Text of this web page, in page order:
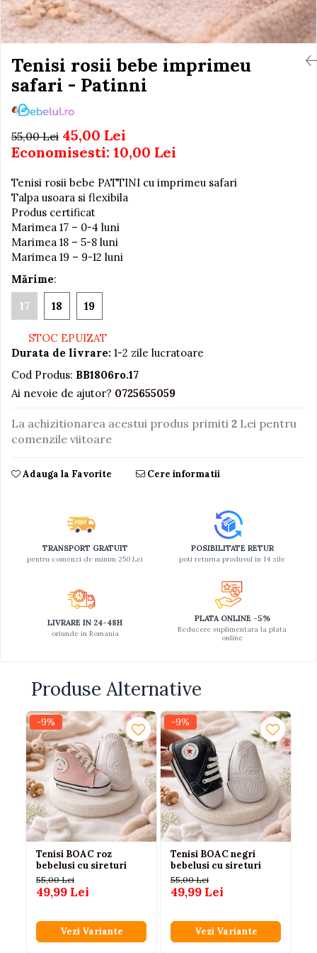
Jucarii de baie
Seturi de frumusete
Caluti balansoar
Interactive, educative si
Figurine
Ateliere si unelte
Covorase de dans
Creative
De plus
Electrocasnice si bucatarii
Fotolii gonflabile
Jocuri de indemanare
Jocuri sportive
Jucarii educative din lemn
Motociclete
Muzica si instrumente
Plastilina
Saltelute si centre de activitati
Seturi de doctor
Seturi de rufe
Trenulete
Vehicule de constructii
Ingrijire cosmetica mamici
Perioada Alaptarii
Perioada Sarcinii
Pompe de san
Sisteme De Purtare
Tenisi rosii bebe imprimeu
safari - Patinni
55,00 Lei 45,00 Lei
Economisesti: 10,00 Lei
Tenisi rosii bebe PATTINI cu imprimeu safari
Talpa usoara si flexibila
Produs certificat
Marimea 17 – 0-4 luni
Marimea 18 – 5-8 luni
Marimea 19 – 9-12 luni
Mărime:
17
18 19
STOC EPUIZAT
Durata de livrare: 1-2 zile lucratoare
Cod Produs: BB1806ro.17
Ai nevoie de ajutor? 0725655059
La achizitionarea acestui produs primiti 2 Lei pentru
comenzile viitoare
Adauga la Favorite Cere informatii
TRANSPORT GRATUIT
pentru comenzi de minim 250 Lei
POSIBILITATE RETUR
poti returna produsul in 14 zile
LIVRARE IN 24-48H
oriunde in Romania
PLATA ONLINE -5%
Reducere suplimentara la plata
online
Produse Alternative
-9%
Tenisi BOAC roz
bebelusi cu sireturi
55,00 Lei
49,99 Lei
Vezi Variante
-9%
Tenisi BOAC negri
bebelusi cu sireturi
55,00 Lei
49,99 Lei
Vezi Variante